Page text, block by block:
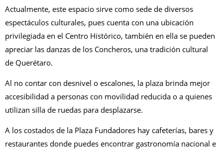
Actualmente, este espacio sirve como sede de diversos
espectáculos culturales, pues cuenta con una ubicación
privilegiada en el Centro Histórico, también en ella se pueden
apreciar las danzas de los Concheros, una tradición cultural
de Querétaro.
Al no contar con desnivel o escalones, la plaza brinda mejor
accesibilidad a personas con movilidad reducida o a quienes
utilizan silla de ruedas para desplazarse.
A los costados de la Plaza Fundadores hay cafeterías, bares y
restaurantes donde puedes encontrar gastronomía nacional e